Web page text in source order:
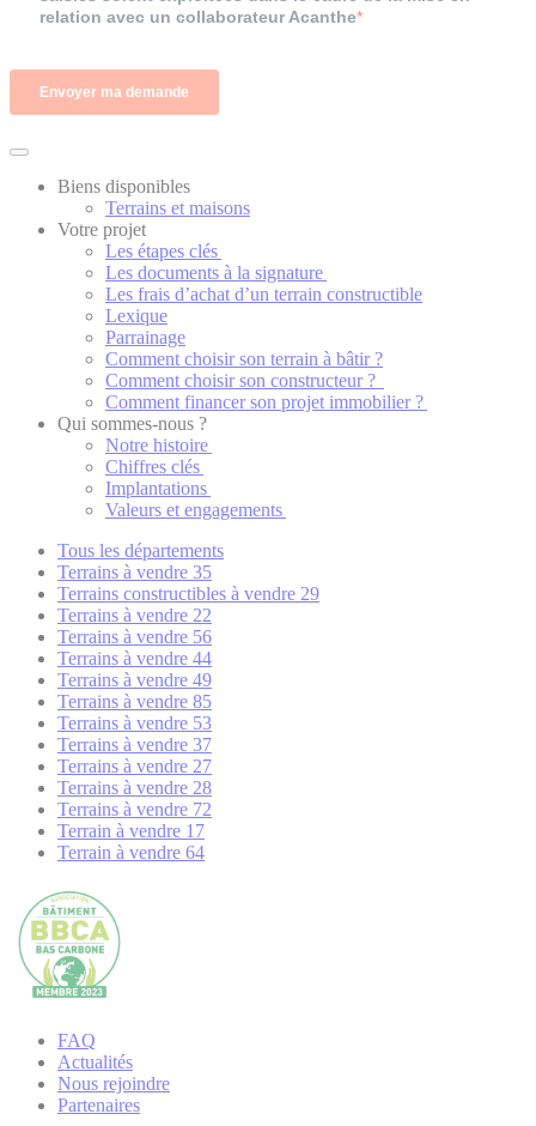
Biens disponibles
Terrains et maisons
Votre projet
Les étapes clés
Les documents à la signature
Les frais d’achat d’un terrain constructible
Lexique
Parrainage
Comment choisir son terrain à bâtir ?
Comment choisir son constructeur ?
Comment financer son projet immobilier ?
Qui sommes-nous ?
Notre histoire
Chiffres clés
Implantations
Valeurs et engagements
Tous les départements
Terrains à vendre 35
Terrains constructibles à vendre 29
Terrains à vendre 22
Terrains à vendre 56
Terrains à vendre 44
Terrains à vendre 49
Terrains à vendre 85
Terrains à vendre 53
Terrains à vendre 37
Terrains à vendre 27
Terrains à vendre 28
Terrains à vendre 72
Terrain à vendre 17
Terrain à vendre 64
FAQ
Actualités
Nous rejoindre
Partenaires